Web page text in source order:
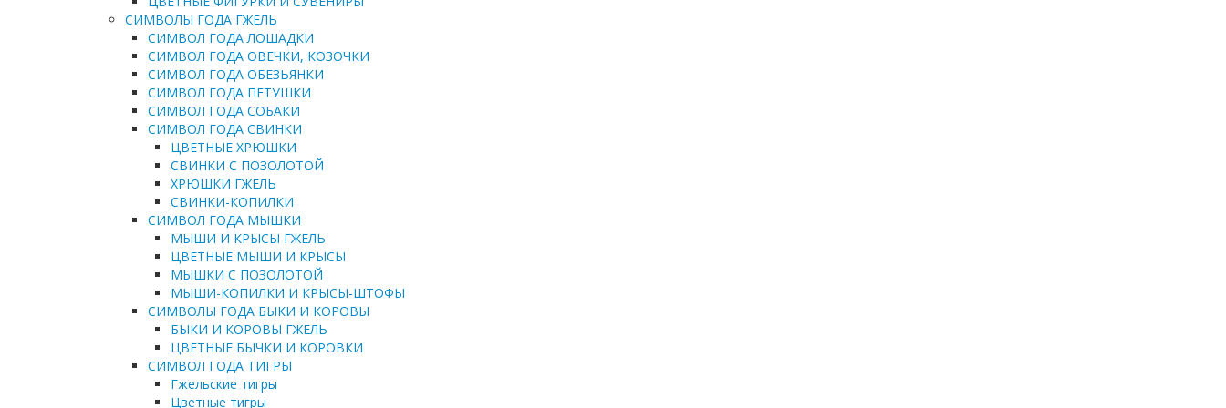
СИМВОЛЫ ГОДА ГЖЕЛЬ
СИМВОЛ ГОДА ЛОШАДКИ
СИМВОЛ ГОДА ОВЕЧКИ, КОЗОЧКИ
СИМВОЛ ГОДА ОБЕЗЬЯНКИ
СИМВОЛ ГОДА ПЕТУШКИ
СИМВОЛ ГОДА СОБАКИ
СИМВОЛ ГОДА СВИНКИ
ЦВЕТНЫЕ ХРЮШКИ
СВИНКИ С ПОЗОЛОТОЙ
ХРЮШКИ ГЖЕЛЬ
СВИНКИ-КОПИЛКИ
СИМВОЛ ГОДА МЫШКИ
МЫШИ И КРЫСЫ ГЖЕЛЬ
ЦВЕТНЫЕ МЫШИ И КРЫСЫ
МЫШКИ С ПОЗОЛОТОЙ
МЫШИ-КОПИЛКИ И КРЫСЫ-ШТОФЫ
СИМВОЛЫ ГОДА БЫКИ И КОРОВЫ
БЫКИ И КОРОВЫ ГЖЕЛЬ
ЦВЕТНЫЕ БЫЧКИ И КОРОВКИ
СИМВОЛ ГОДА ТИГРЫ
Гжельские тигры
Цветные тигры